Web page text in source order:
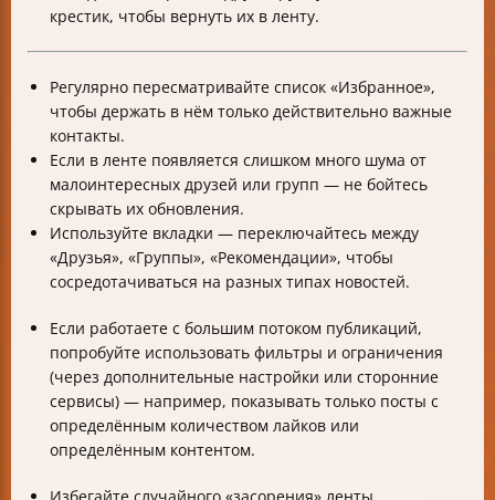
крестик, чтобы вернуть их в ленту.
Регулярно пересматривайте список «Избранное»,
чтобы держать в нём только действительно важные
контакты.
Если в ленте появляется слишком много шума от
малоинтересных друзей или групп — не бойтесь
скрывать их обновления.
Используйте вкладки — переключайтесь между
«Друзья», «Группы», «Рекомендации», чтобы
сосредотачиваться на разных типах новостей.
Если работаете с большим потоком публикаций,
попробуйте использовать фильтры и ограничения
(через дополнительные настройки или сторонние
сервисы) — например, показывать только посты с
определённым количеством лайков или
определённым контентом.